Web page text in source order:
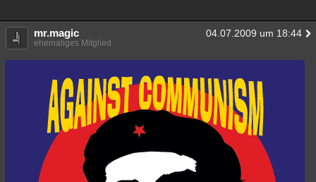
mr.magic 04.07.2009 um 18:44
ehemaliges Mitglied